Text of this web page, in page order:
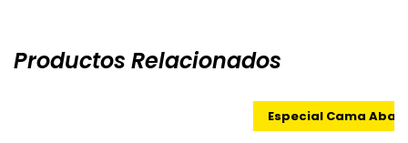
Productos Relacionados
Especial Cama Abatibles